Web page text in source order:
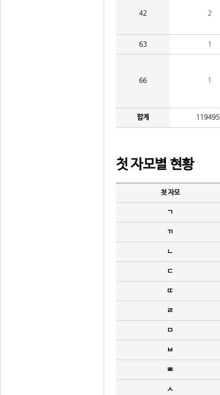
42 2
63 1
66 1
합계
첫 자모별 현황
첫 자모
ㄱ
ㄲ
ㄴ
ㄷ
ㄸ
ㄹ
ㅁ
ㅂ
ㅃ
ㅅ